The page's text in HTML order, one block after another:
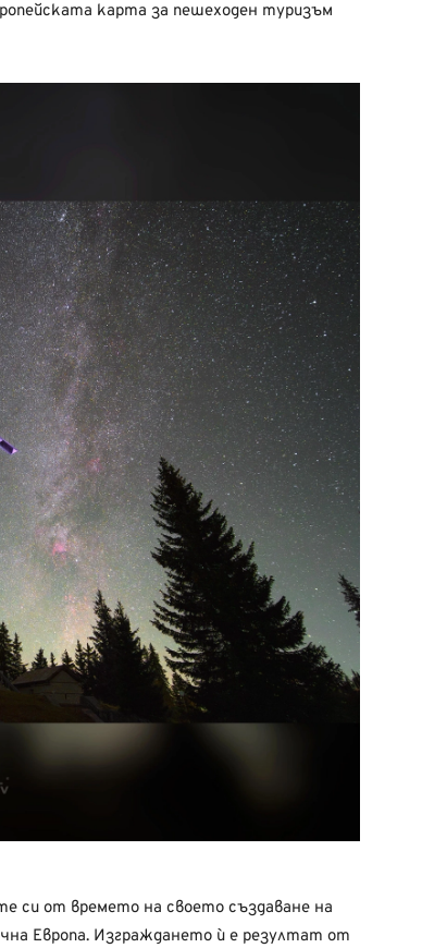
карта за пешеходен туризъм
си от времето на своето създаване на
Европа. Изграждането ѝ е резултат от